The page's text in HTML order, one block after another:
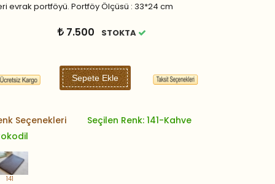
evrak portföyü. Portföy Ölçüsü : 33*24 cm
7.500 STOKTA
Sepete Ekle
Seçenekleri
Seçilen Renk: 141-Kahve
141